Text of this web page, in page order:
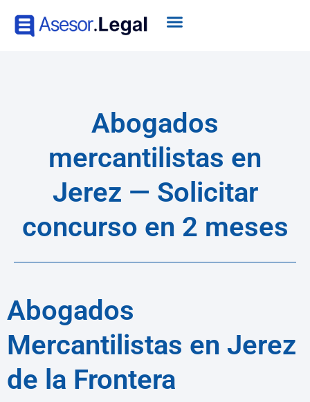
Abogados
mercantilistas en
Jerez — Solicitar
concurso en 2 meses
Abogados
Mercantilistas en Jerez
de la Frontera